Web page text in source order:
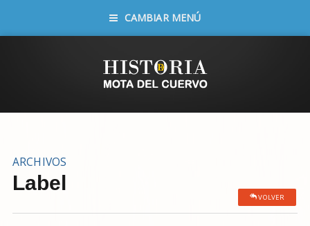
CAMBIAR MENÚ
ARCHIVOS
Label
VOLVER